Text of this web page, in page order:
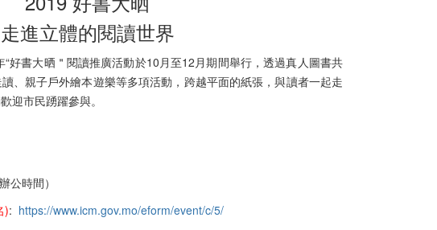
走進立體的閱讀世界
好書大晒＂閱讀推廣活動於10月至12月期間舉行，透過真人圖書共
、親子戶外繪本遊樂等多項活動，跨越平面的紙張，與讀者一起走
迎市民踴躍參與。
公時間）
): https://www.icm.gov.mo/eform/event/c/5/